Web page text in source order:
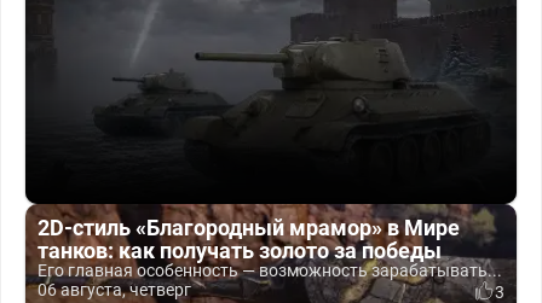
2D-стиль «Благородный мрамор» в Мире
танков: как получать золото за победы
Его главная особенность — возможность зарабатывать...
06 августа, четверг
3